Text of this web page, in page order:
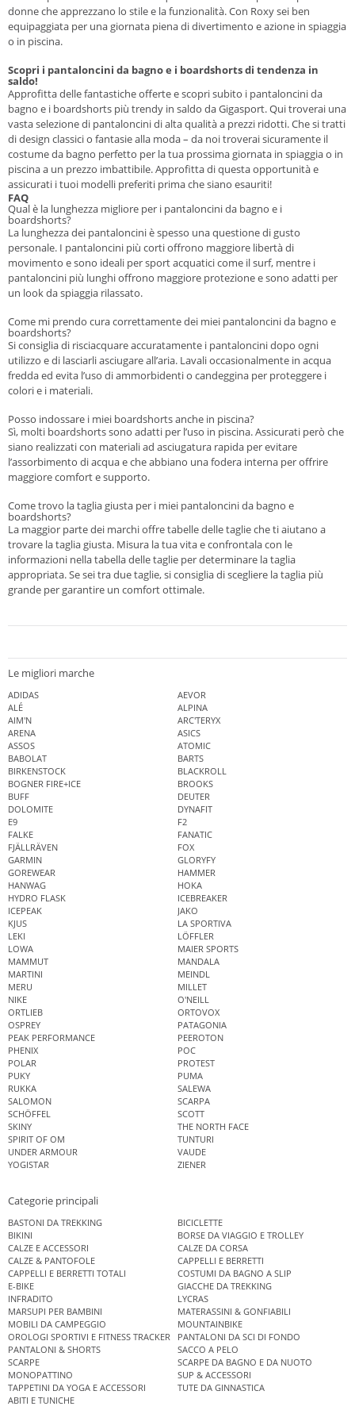
donne che apprezzano lo stile e la funzionalità. Con Roxy sei ben
equipaggiata per una giornata piena di divertimento e azione in spiaggia
o in piscina.
Scopri i pantaloncini da bagno e i boardshorts di tendenza in
saldo!
Approfitta delle fantastiche offerte e scopri subito i pantaloncini da
bagno e i boardshorts più trendy in saldo da Gigasport. Qui troverai una
vasta selezione di pantaloncini di alta qualità a prezzi ridotti. Che si tratti
di design classici o fantasie alla moda – da noi troverai sicuramente il
costume da bagno perfetto per la tua prossima giornata in spiaggia o in
piscina a un prezzo imbattibile. Approfitta di questa opportunità e
assicurati i tuoi modelli preferiti prima che siano esauriti!
FAQ
Qual è la lunghezza migliore per i pantaloncini da bagno e i
boardshorts?
La lunghezza dei pantaloncini è spesso una questione di gusto
personale. I pantaloncini più corti offrono maggiore libertà di
movimento e sono ideali per sport acquatici come il surf, mentre i
pantaloncini più lunghi offrono maggiore protezione e sono adatti per
un look da spiaggia rilassato.
Come mi prendo cura correttamente dei miei pantaloncini da bagno e
boardshorts?
Si consiglia di risciacquare accuratamente i pantaloncini dopo ogni
utilizzo e di lasciarli asciugare all’aria. Lavali occasionalmente in acqua
fredda ed evita l’uso di ammorbidenti o candeggina per proteggere i
colori e i materiali.
Posso indossare i miei boardshorts anche in piscina?
Sì, molti boardshorts sono adatti per l’uso in piscina. Assicurati però che
siano realizzati con materiali ad asciugatura rapida per evitare
l’assorbimento di acqua e che abbiano una fodera interna per offrire
maggiore comfort e supporto.
Come trovo la taglia giusta per i miei pantaloncini da bagno e
boardshorts?
La maggior parte dei marchi offre tabelle delle taglie che ti aiutano a
trovare la taglia giusta. Misura la tua vita e confrontala con le
informazioni nella tabella delle taglie per determinare la taglia
appropriata. Se sei tra due taglie, si consiglia di scegliere la taglia più
grande per garantire un comfort ottimale.
Le migliori marche
ADIDAS
AEVOR
ALÉ
ALPINA
AIM'N
ARC'TERYX
ARENA
ASICS
ASSOS
ATOMIC
BABOLAT
BARTS
BIRKENSTOCK
BLACKROLL
BOGNER FIRE+ICE
BROOKS
BUFF
DEUTER
DOLOMITE
DYNAFIT
E9
F2
FALKE
FANATIC
FJÄLLRÄVEN
FOX
GARMIN
GLORYFY
GOREWEAR
HAMMER
HANWAG
HOKA
HYDRO FLASK
ICEBREAKER
ICEPEAK
JAKO
KJUS
LA SPORTIVA
LEKI
LÖFFLER
LOWA
MAIER SPORTS
MAMMUT
MANDALA
MARTINI
MEINDL
MERU
MILLET
NIKE
O'NEILL
ORTLIEB
ORTOVOX
OSPREY
PATAGONIA
PEAK PERFORMANCE
PEEROTON
PHENIX
POC
POLAR
PROTEST
PUKY
PUMA
RUKKA
SALEWA
SALOMON
SCARPA
SCHÖFFEL
SCOTT
SKINY
THE NORTH FACE
SPIRIT OF OM
TUNTURI
UNDER ARMOUR
VAUDE
YOGISTAR
ZIENER
Categorie principali
BASTONI DA TREKKING
BICICLETTE
BIKINI
BORSE DA VIAGGIO E TROLLEY
CALZE E ACCESSORI
CALZE DA CORSA
CALZE & PANTOFOLE
CAPPELLI E BERRETTI
CAPPELLI E BERRETTI TOTALI
COSTUMI DA BAGNO A SLIP
E-BIKE
GIACCHE DA TREKKING
INFRADITO
LYCRAS
MARSUPI PER BAMBINI
MATERASSINI & GONFIABILI
MOBILI DA CAMPEGGIO
MOUNTAINBIKE
OROLOGI SPORTIVI E FITNESS TRACKER
PANTALONI DA SCI DI FONDO
PANTALONI & SHORTS
SACCO A PELO
SCARPE
SCARPE DA BAGNO E DA NUOTO
MONOPATTINO
SUP & ACCESSORI
TAPPETINI DA YOGA E ACCESSORI
TUTE DA GINNASTICA
ABITI E TUNICHE